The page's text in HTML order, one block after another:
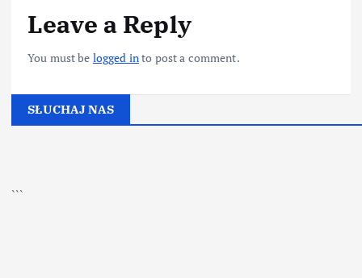
Leave a Reply
You must be logged into post a comment.
SŁUCHAJ NAS
```